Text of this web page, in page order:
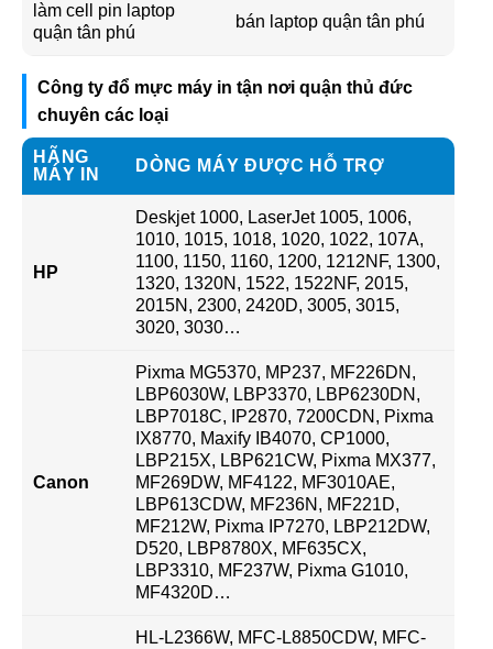
làm cell pin laptop
quận tân phú
bán laptop quận tân phú
Công ty đổ mực máy in tận nơi quận thủ đức
chuyên các loại
HÃNG
MÁY IN
DÒNG MÁY ĐƯỢC HỖ TRỢ
HP
Deskjet 1000, LaserJet 1005, 1006,
1010, 1015, 1018, 1020, 1022, 107A,
1100, 1150, 1160, 1200, 1212NF, 1300,
1320, 1320N, 1522, 1522NF, 2015,
2015N, 2300, 2420D, 3005, 3015,
3020, 3030…
Canon
Pixma MG5370, MP237, MF226DN,
LBP6030W, LBP3370, LBP6230DN,
LBP7018C, IP2870, 7200CDN, Pixma
IX8770, Maxify IB4070, CP1000,
LBP215X, LBP621CW, Pixma MX377,
MF269DW, MF4122, MF3010AE,
LBP613CDW, MF236N, MF221D,
MF212W, Pixma IP7270, LBP212DW,
D520, LBP8780X, MF635CX,
LBP3310, MF237W, Pixma G1010,
MF4320D…
HL-L2366W, MFC-L8850CDW, MFC-